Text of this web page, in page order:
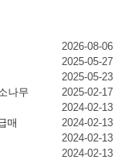
2026-08-06
2025-05-27
2025-05-23
나무
2025-02-17
2024-02-13
매
2024-02-13
2024-02-13
2024-02-13